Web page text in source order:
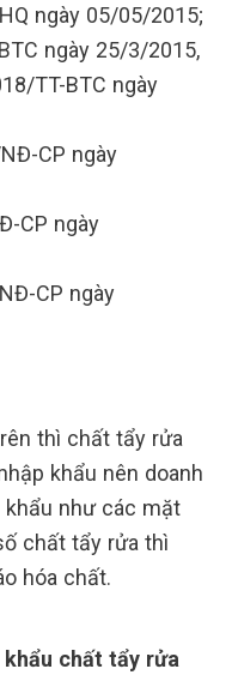
ngày 05/05/2015;
ngày 25/3/2015,
TT-BTC ngày
CP ngày
CP ngày
CP ngày
thì chất tẩy rửa
khẩu nên doanh
khẩu như các mặt
chất tẩy rửa thì
hóa chất.
chất tẩy rửa